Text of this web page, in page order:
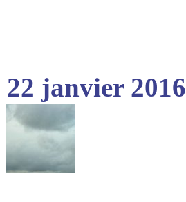
22 janvier 2016